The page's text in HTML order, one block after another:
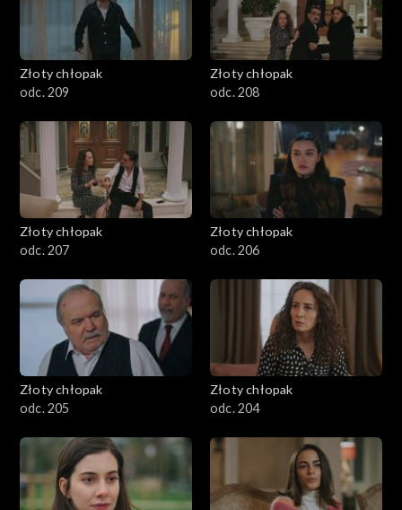
Złoty chłopak
odc. 209
Złoty chłopak
odc. 208
Złoty chłopak
odc. 207
Złoty chłopak
odc. 206
Złoty chłopak
odc. 205
Złoty chłopak
odc. 204